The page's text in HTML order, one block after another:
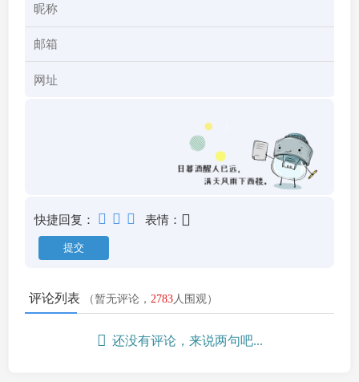
快捷回复： 表情：
评论列表 （暂无评论， 2783人围观）
还没有评论，来说两句吧...